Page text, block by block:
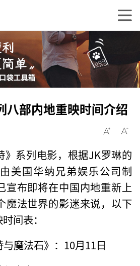
八部内地重映时间介绍
》系列电影，根据JK罗琳的
美国华纳兄弟娱乐公司制
宣布即将在中国内地重新上
魔法世界的影迷来说，以下
间表：
魔法石》：10月11日